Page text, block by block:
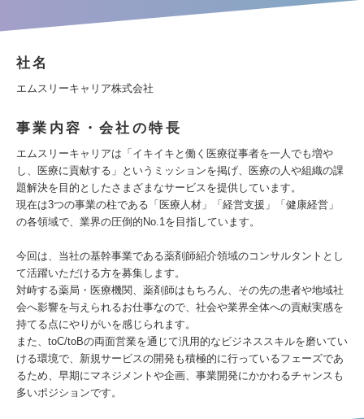
社名
エムスリーキャリア株式会社
事業内容・会社の特長
エムスリーキャリアは「イキイキと働く医療従事者を一人でも増や
し、医療に貢献する」というミッションを掲げ、医療の人や組織の課
題解決を目的としたさまざまなサービスを提供しています。
現在は3つの事業の柱である「医療人材」「経営支援」「健康経営」
の各領域で、業界の圧倒的No.1を目指しています。
今回は、当社の基幹事業である薬剤師紹介領域のコンサルタントとし
て活躍いただける方を募集します。
対峙する薬局・医療機関、薬剤師はもちろん、その先の患者や地域社
会へ影響を与えられるお仕事なので、社会や業界全体への貢献実感を
持てる点にやりがいを感じられます。
また、toC/toBの両面営業を通じて汎用的なビジネススキルを磨いてい
ける環境で、新規サービスの開発も積極的に行っているフェーズであ
るため、早期にマネジメントや企画、事業開発にかかわるチャンスも
多いポジションです。